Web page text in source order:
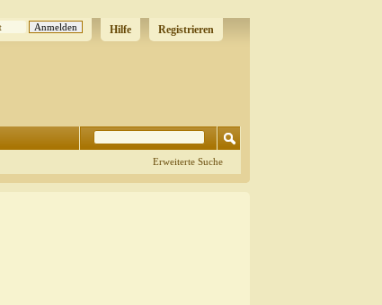
Registrieren
Hilfe
Erweiterte Suche